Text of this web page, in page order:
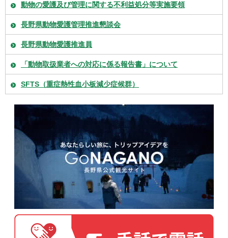
動物の愛護及び管理に関する不利益処分等実施要領
長野県動物愛護管理推進懇談会
長野県動物愛護推進員
「動物取扱業者への対応に係る報告書」について
SFTS（重症熱性血小板減少症候群）